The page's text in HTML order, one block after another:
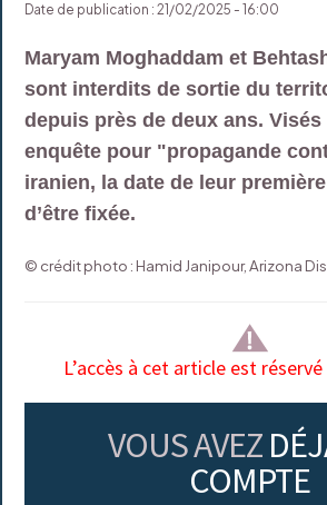
Date de publication : 21/02/2025 - 16:00
Maryam Moghaddam et
sont interdits de sortie du
depuis près de deux ans. Visés
enquête pour "propagande
iranien, la date de leur
d’être fixée.
© crédit photo : Hamid Janipour, Arizona
L’accès à cet article est
VOUS AVEZ
COMPTE